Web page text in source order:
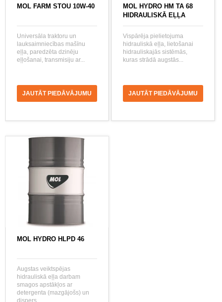
MOL FARM STOU 10W-40
Universāla traktoru un
lauksaimniecības mašīnu
eļļa, paredzēta dzinēju
eļļošanai, transmisiju ar...
JAUTĀT PIEDĀVĀJUMU
MOL HYDRO HM TA 68
HIDRAULISKĀ EĻĻA
Vispārēja pielietojuma
hidrauliskā eļļa, lietošanai
hidrauliskajās sistēmās,
kuras strādā augstās...
JAUTĀT PIEDĀVĀJUMU
MOL HYDRO HLPD 46
Augstas veiktspējas
hidrauliskā eļļa darbam
smagos apstākļos ar
detergenta (mazgājošs) un
dispers...